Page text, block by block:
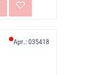
Арт.:035418